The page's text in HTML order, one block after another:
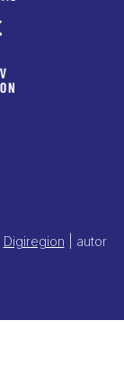
Digiregion | autor